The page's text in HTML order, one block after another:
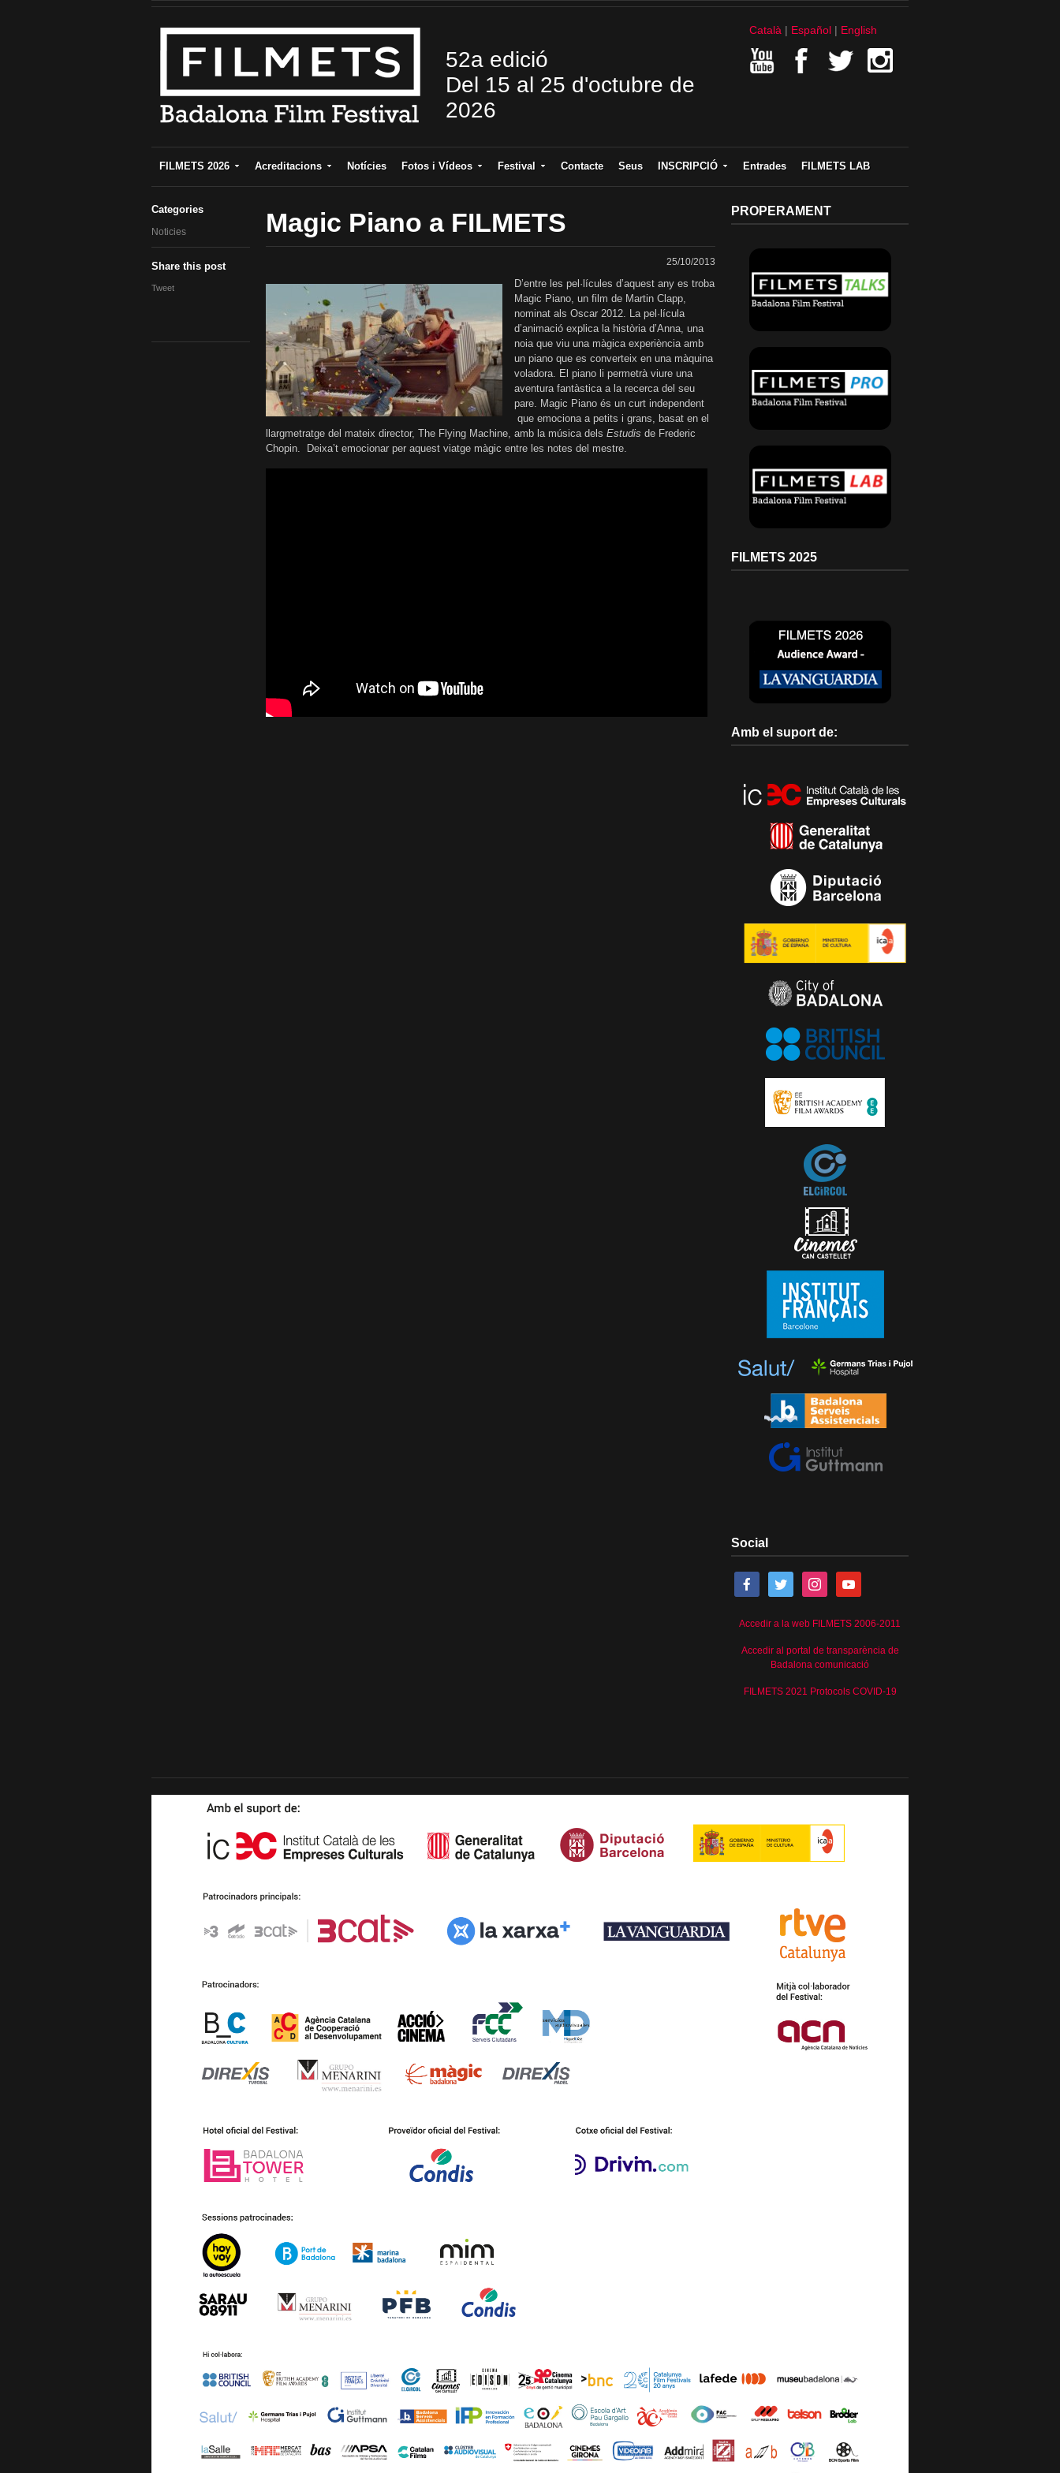
52a edició
Del 15 al 25 d'octubre de
2026
Català Español English
FILMETS 2026 Acreditacions Notícies Fotos i Vídeos Festival Contacte Seus INSCRIPCIÓ Entrades FILMETS LAB
Categories
Noticies
Share this post
Tweet
Magic Piano a FILMETS
25/10/2013
D’entre les pel·lícules d’aquest any es troba
Magic Piano, un film de Martin Clapp,
nominat als Oscar 2012. La pel·lícula
d’animació explica la història d’Anna, una
noia que viu una màgica experiència amb
un piano que es converteix en una màquina
voladora. El piano li permetrà viure una
aventura fantàstica a la recerca del seu
pare. Magic Piano és un curt independent
que emociona a petits i grans, basat en el
llargmetratge del mateix director, The Flying Machine, amb la música dels Estudis de Frederic
Chopin. Deixa’t emocionar per aquest viatge màgic entre les notes del mestre.
PROPERAMENT
FILMETS 2025
Amb el suport de:
Social
Accedir a la web FILMETS 2006-2011
Accedir al portal de transparència de
Badalona comunicació
FILMETS 2021 Protocols COVID-19